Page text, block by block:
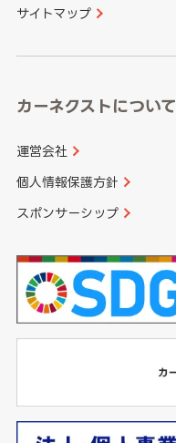
サイトマップ
カーネクストについて
運営会社
個人情報保護方針
スポンサーシップ